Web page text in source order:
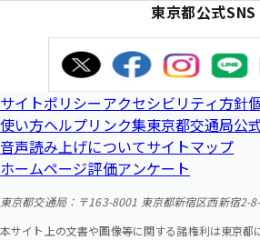
e
東京都公式SNS
サイトポリシーアクセシビリティ方針
使い方ヘルプリンク集東京都交通局公
音声読み上げについてサイトマップ
ホームページ評価アンケート
東京都交通局：〒163-8001 東京都新宿区西新宿2-
本サイト上の文書や画像等に関する諸権利は東京都